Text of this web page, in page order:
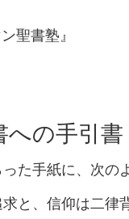
への手引書
た手紙に、次の
と、信仰は二